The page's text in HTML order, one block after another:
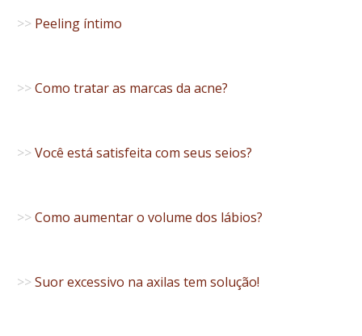
>> Peeling íntimo
>> Como tratar as marcas da acne?
>> Você está satisfeita com seus seios?
>> Como aumentar o volume dos lábios?
>> Suor excessivo na axilas tem solução!